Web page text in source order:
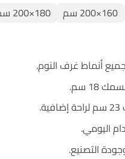
160×200 سم 180×200 سم
أنماط غرف النوم.
سم.
اليومي.